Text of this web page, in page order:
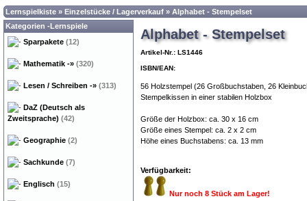
Lernspielkiste » Einzelstücke / Lagerverkauf » Alphabet - Stempelset
Alphabet - Stempelset
Artikel-Nr.: LS1446
ISBN/EAN:
56 Holzstempel (26 Großbuchstaben, 26
Stempelkissen in einer stabilen Holzbox
Größe der Holzbox: ca. 30 x 16 cm
Größe eines Stempel: ca. 2 x 2 cm
Höhe eines Buchstabens: ca. 13 mm
Verfügbarkeit:
Nur noch 8 Stück am Lager!
Kategorien -Lernspiele
Sparpakete (12)
Mathematik -» (320)
Lesen / Schreiben -» (313)
DaZ (Deutsch als
Zweitsprache) (42)
Geographie (2)
Sachkunde (7)
Englisch (15)